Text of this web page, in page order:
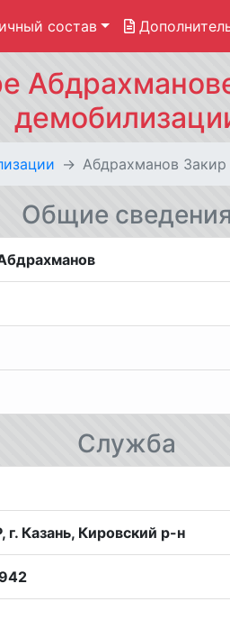
состав
Абдрахманов Закир
Общие сведения
Служба
Казань, Кировский р-н